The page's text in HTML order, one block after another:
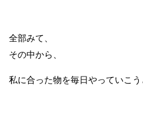
全部みて、
その中から、
私に合った物を毎日やっていこう